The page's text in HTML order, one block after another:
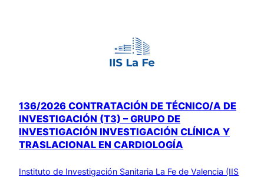
136/2026 CONTRATACIÓN DE TÉCNICO/A DE
INVESTIGACIÓN (T3) – GRUPO DE
INVESTIGACIÓN INVESTIGACIÓN CLÍNICA Y
TRASLACIONAL EN CARDIOLOGÍA
Instituto de Investigación Sanitaria La Fe de Valencia (IIS